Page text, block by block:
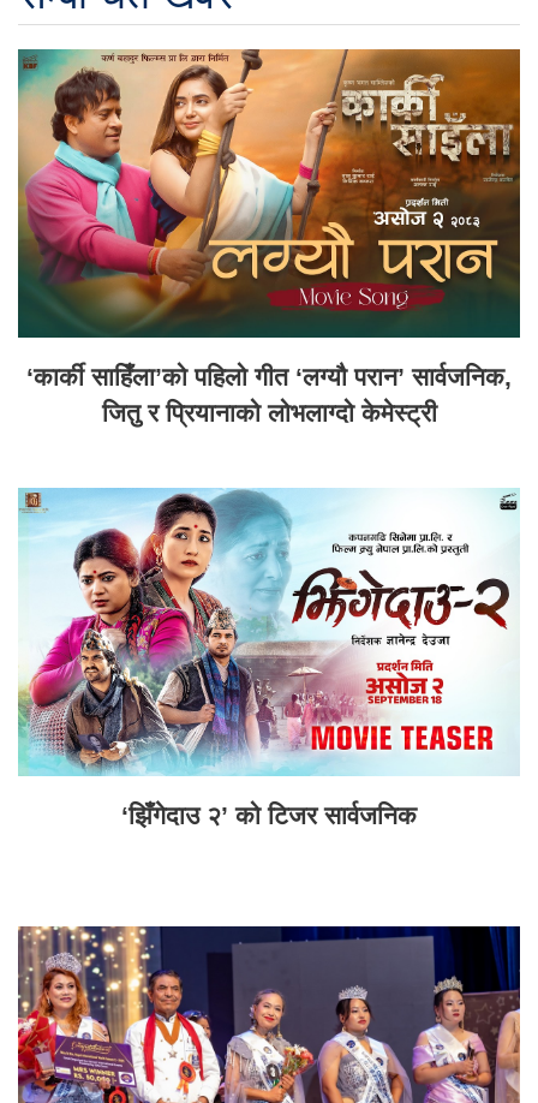
‘कार्की साहिँला’को पहिलो गीत ‘लग्यौ परान’ सार्वजनिक,
जितु र प्रियानाको लोभलाग्दो केमेस्ट्री
‘झिँगेदाउ २’ को टिजर सार्वजनिक